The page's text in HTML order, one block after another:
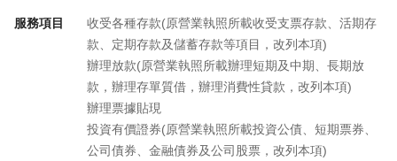
服務項目
收受各種存款(原營業執照所載收受支票存款、活期存
款、定期存款及儲蓄存款等項目，改列本項)
辦理放款(原營業執照所載辦理短期及中期、長期放
款，辦理存單質借，辦理消費性貸款，改列本項)
辦理票據貼現
投資有價證券(原營業執照所載投資公債、短期票券、
公司債券、金融債券及公司股票，改列本項)